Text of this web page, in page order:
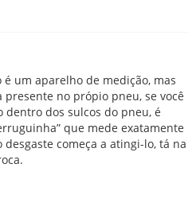
é um aparelho de medição, mas
no própio pneu, se você
dentro dos sulcos do pneu, é
que mede exatamente
desgaste começa a atingi-lo, tá na